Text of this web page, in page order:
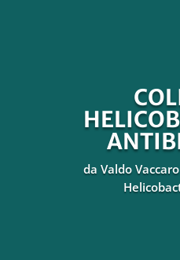
da Valdo Vaccaro